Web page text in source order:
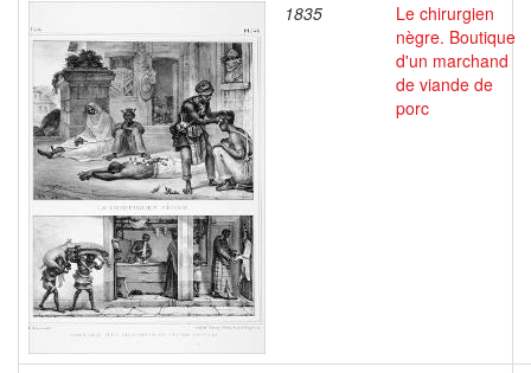
1835
Le chirurgien
nègre. Boutique
d'un marchand
de viande de
porc